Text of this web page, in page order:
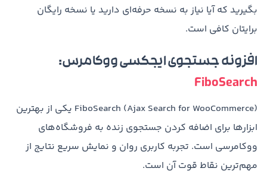
بگیرید که آیا نیاز به نسخه حرفه‌ای دارید یا نسخه رایگان
برایتان کافی است.
افزونه جستجوی ایجکسی ووکامرس:
FiboSearch
FiboSearch (Ajax Search for WooCommerce) یکی از بهترین
ابزارها برای اضافه کردن جستجوی زنده به فروشگاه‌های
ووکامرسی است. تجربه کاربری روان و نمایش سریع نتایج از
مهم‌ترین نقاط قوت آن است.